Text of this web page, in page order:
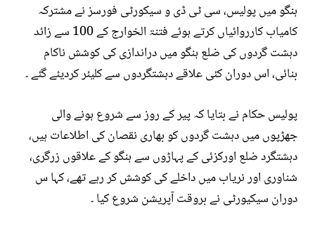
ہنگو میں پولیس، سی ٹی ڈی و سیکورٹی فورسز نے مشترکہ
کامیاب کارروائیاں کرتے ہوئے فتنۃ الخوارج کے 100 سے زائد
دہشت گردوں کی ضلع ہنگو میں دراندازی کی کوشش ناکام
بنائی، اس دوران کئی علاقے دہشتگردوں سے کلیئر کردیئے گئے ۔
پولیس حکام نے بتایا کہ پیر کے روز سے شروع ہونے والی
جھڑپوں میں دہشت گردوں کو بھاری نقصان کی اطلاعات ہیں،
دہشتگرد ضلع اورکزئی کے پہاڑوں سے ہنگو کے علاقوں زرگری،
شناوری اور نریاب میں داخلے کی کوشش کر رہے تھے، کہا س
دوران سیکیورٹی نے بروقت آپریشن شروع کیا ۔